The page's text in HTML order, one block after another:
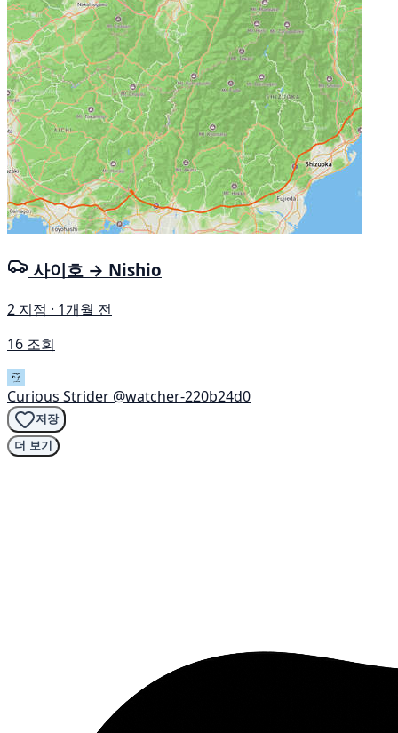
사이호 → Nishio
2 지점 · 1개월 전
16 조회
Curious Strider @watcher-220b24d0
저장
더 보기